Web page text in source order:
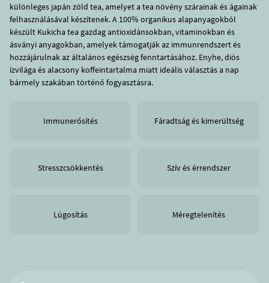
különleges japán zöld tea, amelyet a tea növény szárainak és ágainak
felhasználásával készítenek. A 100% organikus alapanyagokból
készült Kukicha tea gazdag antioxidánsokban, vitaminokban és
ásványi anyagokban, amelyek támogatják az immunrendszert és
hozzájárulnak az általános egészség fenntartásához. Enyhe, diós
ízvilága és alacsony koffeintartalma miatt ideális választás a nap
bármely szakában történő fogyasztásra.
Immunerősítés Fáradtság és kimerültség
Stresszcsökkentés Szív és érrendszer
Lúgosítás Méregtelenítés